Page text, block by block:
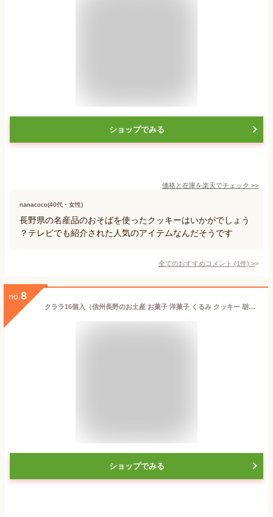
ショップでみる
価格と在庫を楽天でチェック >>
nanacoco(40代・女性)
長野県の名産品のおそばを使ったクッキーはいかがでしょう
？テレビでも紹介された人気のアイテムなんだそうです
全てのおすすめコメント (1件) >
no. 8
クララ16個入（信州長野のお土産 お菓子 洋菓子 くるみ クッキー 胡桃のお菓子 銘菓 土産 おみやげ 長野県 長野土産 長野お土産 通販）
ショップでみる